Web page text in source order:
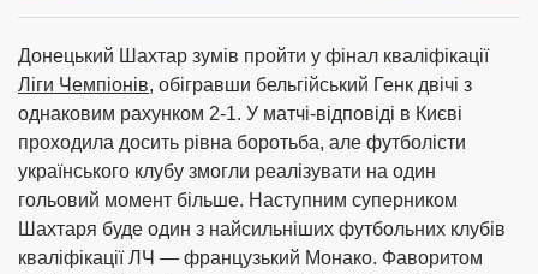
Донецький Шахтар зумів пройти у фінал кваліфікації
Ліги Чемпіонів, обігравши бельгійський Генк двічі з
однаковим рахунком 2-1. У матчі-відповіді в Києві
проходила досить рівна боротьба, але футболісти
українського клубу змогли реалізувати на один
гольовий момент більше. Наступним суперником
Шахтаря буде один з найсильніших футбольних клубів
кваліфікації ЛЧ — французький Монако. Фаворитом